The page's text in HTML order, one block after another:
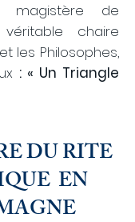
magistère de
chaire
les Philosophes,
: « Un Triangle
DU RITE
EN